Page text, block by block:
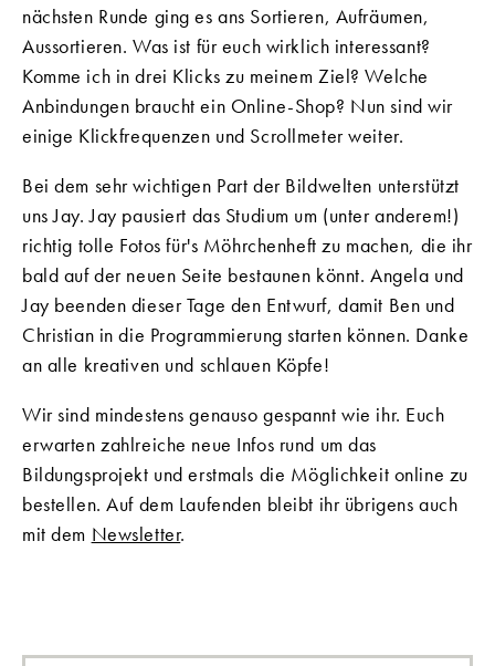
nächsten Runde ging es ans Sortieren, Aufräumen,
Aussortieren. Was ist für euch wirklich interessant?
Komme ich in drei Klicks zu meinem Ziel? Welche
Anbindungen braucht ein Online-Shop? Nun sind wir
einige Klickfrequenzen und Scrollmeter weiter.
Bei dem sehr wichtigen Part der Bildwelten unterstützt
uns Jay. Jay pausiert das Studium um (unter anderem!)
richtig tolle Fotos für's Möhrchenheft zu machen, die ihr
bald auf der neuen Seite bestaunen könnt. Angela und
Jay beenden dieser Tage den Entwurf, damit Ben und
Christian in die Programmierung starten können. Danke
an alle kreativen und schlauen Köpfe!
Wir sind mindestens genauso gespannt wie ihr. Euch
erwarten zahlreiche neue Infos rund um das
Bildungsprojekt und erstmals die Möglichkeit online zu
bestellen. Auf dem Laufenden bleibt ihr übrigens auch
mit dem Newsletter.